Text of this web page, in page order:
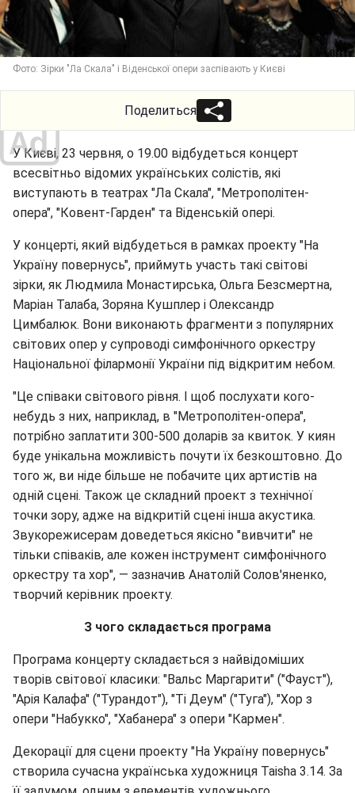
Фото: Зірки "Ла Скала" і Віденської опери заспівають у Києві
Поделиться
У Києві, 23 червня, о 19.00 відбудеться концерт
всесвітньо відомих українських солістів, які
виступають в театрах "Ла Скала", "Метрополітен-
опера", "Ковент-Гарден" та Віденській опері.
У концерті, який відбудеться в рамках проекту "На
Україну повернусь", приймуть участь такі світові
зірки, як Людмила Монастирська, Ольга Безсмертна,
Маріан Талаба, Зоряна Кушплер і Олександр
Цимбалюк. Вони виконають фрагменти з популярних
світових опер у супроводі симфонічного оркестру
Національної філармонії України під відкритим небом.
"Це співаки світового рівня. І щоб послухати кого-
небудь з них, наприклад, в "Метрополітен-опера",
потрібно заплатити 300-500 доларів за квиток. У киян
буде унікальна можливість почути їх безкоштовно. До
того ж, ви ніде більше не побачите цих артистів на
одній сцені. Також це складний проект з технічної
точки зору, адже на відкритій сцені інша акустика.
Звукорежисерам доведеться якісно "вивчити" не
тільки співаків, але кожен інструмент симфонічного
оркестру та хор", — зазначив Анатолій Солов'яненко,
творчий керівник проекту.
З чого складається програма
Програма концерту складається з найвідоміших
творів світової класики: "Вальс Маргарити" ("Фауст"),
"Арія Калафа" ("Турандот"), "Ті Деум" ("Туга"), "Хор з
опери "Набукко", "Хабанера" з опери "Кармен".
Декорації для сцени проекту "На Україну повернусь"
створила сучасна українська художниця Taisha 3.14. За